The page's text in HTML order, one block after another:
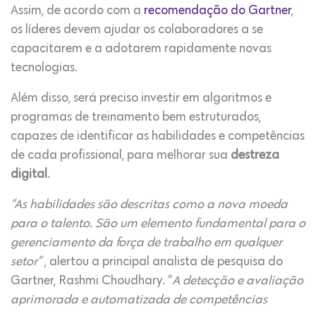
Assim, de acordo com a recomendação do Gartner,
os líderes devem ajudar os colaboradores a se
capacitarem e a adotarem rapidamente novas
tecnologias.
Além disso, será preciso investir em algoritmos e
programas de treinamento bem estruturados,
capazes de identificar as habilidades e competências
de cada profissional, para melhorar sua destreza
digital .
“As habilidades são descritas como a nova moeda
para o talento. São um elemento fundamental para o
gerenciamento da força de trabalho em qualquer
setor” , alertou a principal analista de pesquisa do
Gartner, Rashmi Choudhary. “A detecção e avaliação
aprimorada e automatizada de competências